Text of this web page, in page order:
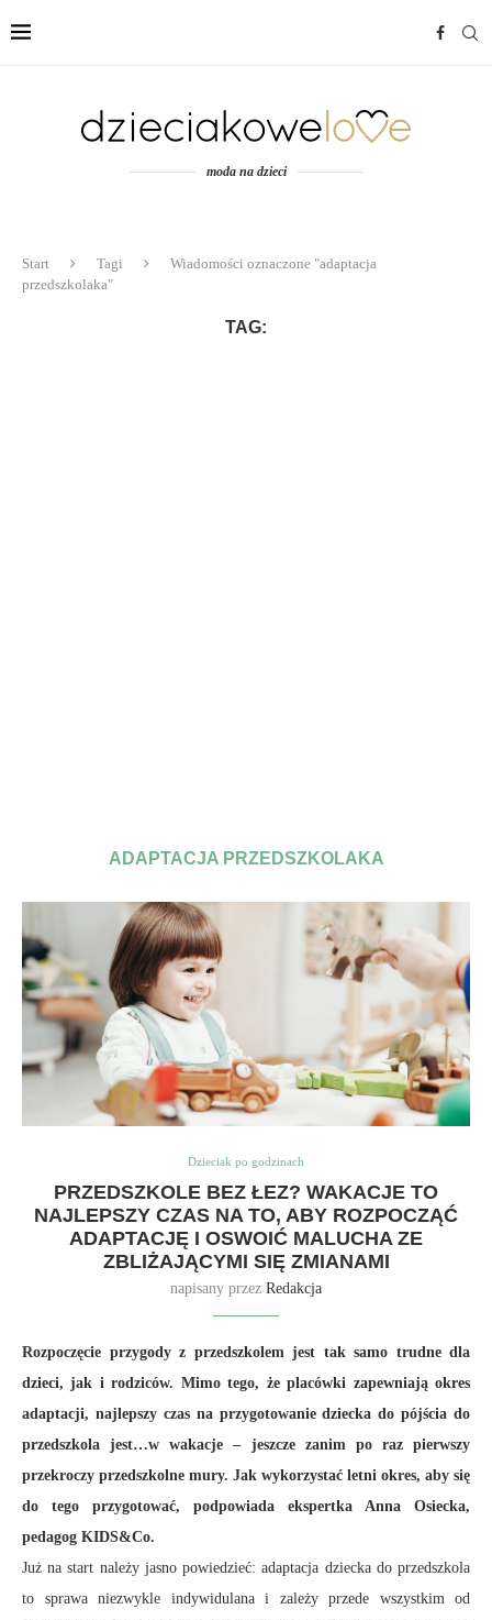
moda na dzieci
Start Tagi
Wiadomości oznaczone "adaptacja
przedszkolaka"
TAG:
ADAPTACJA PRZEDSZKOLAKA
Dzieciak po godzinach
PRZEDSZKOLE BEZ ŁEZ? WAKACJE TO
NAJLEPSZY CZAS NA TO, ABY ROZPOCZĄĆ
ADAPTACJĘ I OSWOIĆ MALUCHA ZE
ZBLIŻAJĄCYMI SIĘ ZMIANAMI
napisany przez Redakcja
Rozpoczęcie przygody z przedszkolem jest tak samo trudne dla
dzieci, jak i rodziców. Mimo tego, że placówki zapewniają okres
adaptacji, najlepszy czas na przygotowanie dziecka do pójścia do
przedszkola jest…w wakacje – jeszcze zanim po raz pierwszy
przekroczy przedszkolne mury. Jak wykorzystać letni okres, aby się
do tego przygotować, podpowiada ekspertka Anna Osiecka,
pedagog KIDS&Co.
Już na start należy jasno powiedzieć: adaptacja dziecka do przedszkola
to sprawa niezwykle indywidulana i zależy przede wszystkim od